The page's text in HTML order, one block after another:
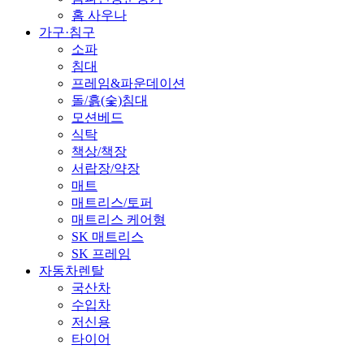
홈 사우나
가구·침구
소파
침대
프레임&파운데이션
돌/흙(숯)침대
모션베드
식탁
책상/책장
서랍장/약장
매트
매트리스/토퍼
매트리스 케어형
SK 매트리스
SK 프레임
자동차렌탈
국산차
수입차
저신용
타이어